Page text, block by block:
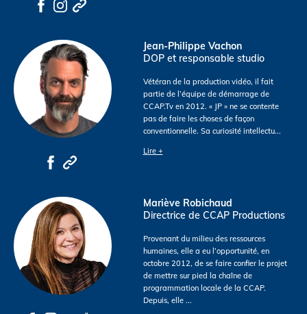
Jean-Philippe Vachon
DOP et responsable studio
Vétéran de la production vidéo, il fait
partie de l’équipe de démarrage de
CCAP.Tv en 2012. « JP » ne se contente
pas de faire les choses de façon
conventionnelle. Sa curiosité intellectu...
Lire +
Mariève Robichaud
Directrice de CCAP Productions
Provenant du milieu des ressources
humaines, elle a eu l’opportunité, en
octobre 2012, de se faire confier le projet
de mettre sur pied la chaîne de
programmation locale de la CCAP.
Depuis, elle ...